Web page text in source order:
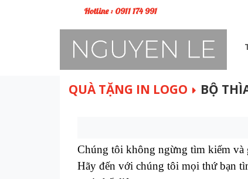
Hotline : 0911 174 991
QUÀ TẶNG IN LOGO BỘ
Chúng tôi không ngừng tìm kiếm và
Hãy đến với chúng tôi mọi thứ bạn